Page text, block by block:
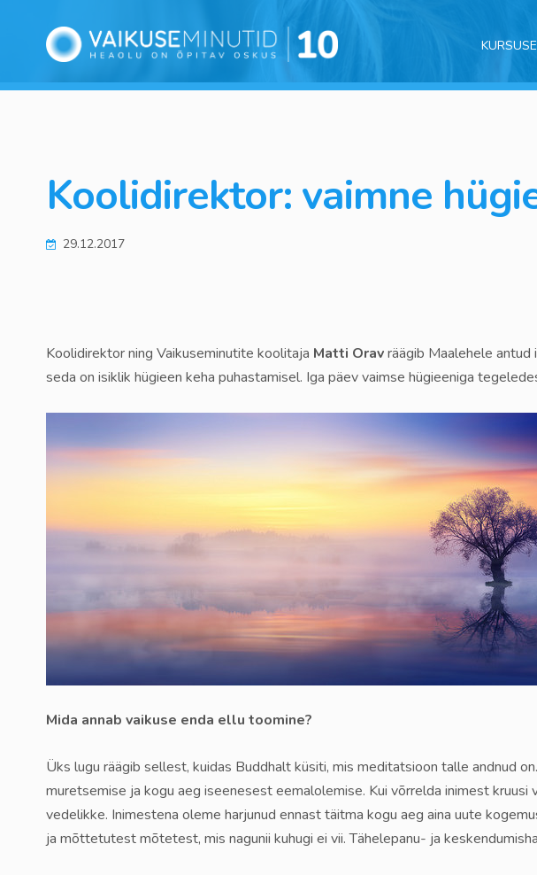
Koolidirektor: vaimne
29.12.2017
Koolidirektor ning Vaikuseminutite koolitaja Matti Oravräägib Maalehele antud
seda on isiklik hügieen keha puhastamisel. Iga päev vaimse hügieeniga
Mida annab vaikuse enda ellu toomine?
Üks lugu räägib sellest, kuidas Buddhalt küsiti, mis meditatsioon talle andnud
muretsemise ja kogu aeg iseenesest eemalolemise. Kui võrrelda inimest
vedelikke. Inimestena oleme harjunud ennast täitma kogu aeg aina uute
ja mõttetutest mõtetest, mis nagunii kuhugi ei vii. Tähelepanu- ja